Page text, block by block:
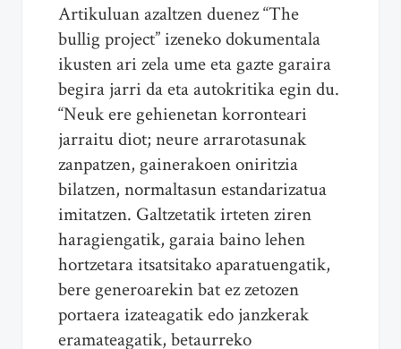
Artikuluan azaltzen duenez “The
bullig project” izeneko dokumentala
ikusten ari zela ume eta gazte garaira
begira jarri da eta autokritika egin du.
“Neuk ere gehienetan korronteari
jarraitu diot; neure arrarotasunak
zanpatzen, gainerakoen oniritzia
bilatzen, normaltasun estandarizatua
imitatzen. Galtzetatik irteten ziren
haragiengatik, garaia baino lehen
hortzetara itsatsitako aparatuengatik,
bere generoarekin bat ez zetozen
portaera izateagatik edo janzkerak
eramateagatik, betaurreko